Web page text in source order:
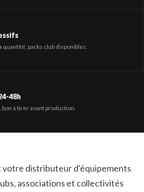
quantité, packs club disponibles.
48h
bon à tirer avant production.
votre distributeur d'équipements
associations et collectivités